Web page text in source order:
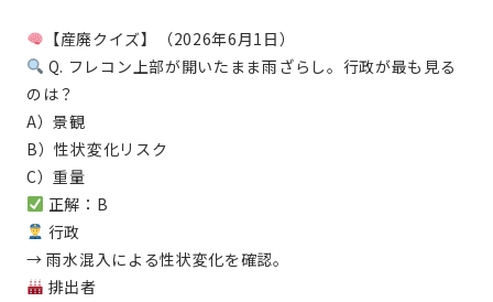
【産廃クイズ】（2026年6月1日）
Q. フレコン上部が開いたまま雨ざらし。行政が最も見る
のは？
A）景観
B）性状変化リスク
C）重量
正解：B
行政
→ 雨水混入による性状変化を確認。
排出者